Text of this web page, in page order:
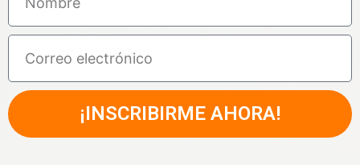
¡INSCRIBIRME AHORA!